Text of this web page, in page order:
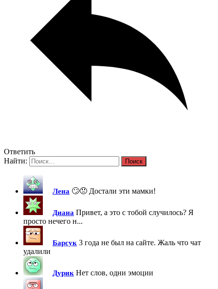
Ответить
Найти:
Лена 🙄😠 Достали эти мамки!
Диана Привет, а это с тобой случилось? Я
просто нечего н...
Барсук 3 года не был на сайте. Жаль что чат
удалили
Дурик Нет слов, одни эмоции